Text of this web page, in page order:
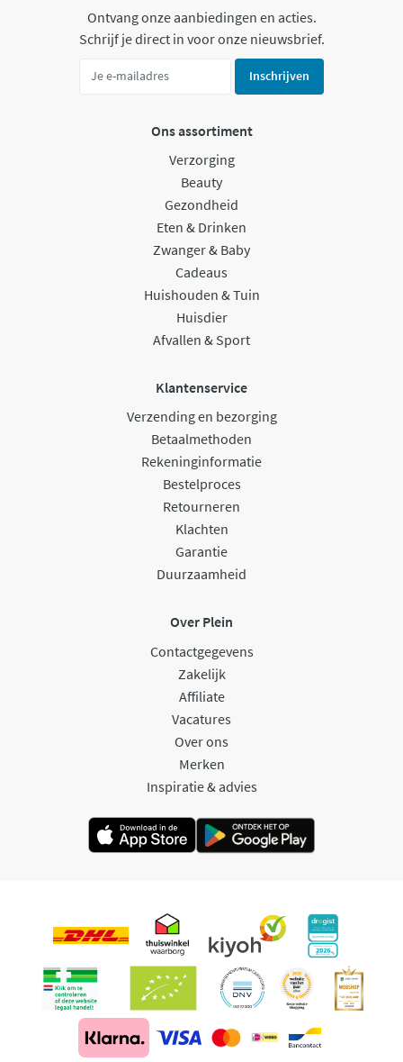
Ontvang onze aanbiedingen en acties.
Schrijf je direct in voor onze nieuwsbrief.
Inschrijven
Ons assortiment
Verzorging
Beauty
Gezondheid
Eten & Drinken
Zwanger & Baby
Cadeaus
Huishouden & Tuin
Huisdier
Afvallen & Sport
Klantenservice
Verzending en bezorging
Betaalmethoden
Rekeninginformatie
Bestelproces
Retourneren
Klachten
Garantie
Duurzaamheid
Over Plein
Contactgegevens
Zakelijk
Affiliate
Vacatures
Over ons
Merken
Inspiratie & advies